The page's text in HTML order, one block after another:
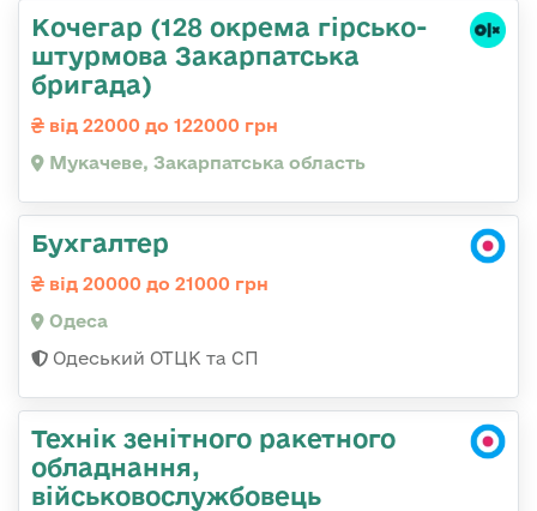
Кочегар (128 окрема гірсько-
штурмова Закарпатська
бригада)
від 22000 до 122000 грн
Мукачеве, Закарпатська область
Бухгалтер
від 20000 до 21000 грн
Одеса
Одеський ОТЦК та СП
Технік зенітного ракетного
обладнання,
військовослужбовець